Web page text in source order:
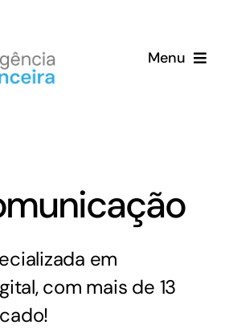
Menu
Porque a A2
Clientes
Sobre
em
com mais de 13